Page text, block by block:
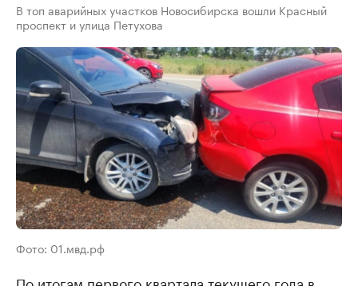
В топ аварийных участков Новосибирска вошли Красный
проспект и улица Петухова
Фото: 01.мвд.рф